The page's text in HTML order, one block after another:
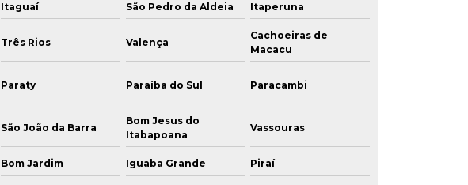
Itaguaí São Pedro da Aldeia Itaperuna
Três Rios Valença
Cachoeiras de
Macacu
Paraty Paraíba do Sul Paracambi
São João da Barra
Bom Jesus do
Itabapoana
Vassouras
Bom Jardim Iguaba Grande Piraí